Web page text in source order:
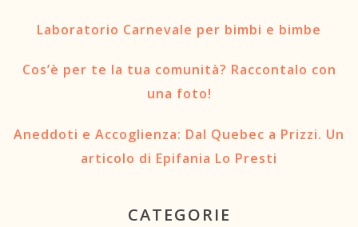
Laboratorio Carnevale per bimbi e bimbe
Cos’è per te la tua comunità? Raccontalo con
una foto!
Aneddoti e Accoglienza: Dal Quebec a Prizzi. Un
articolo di Epifania Lo Presti
CATEGORIE